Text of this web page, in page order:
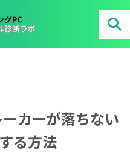
カーが落ちない
る方法